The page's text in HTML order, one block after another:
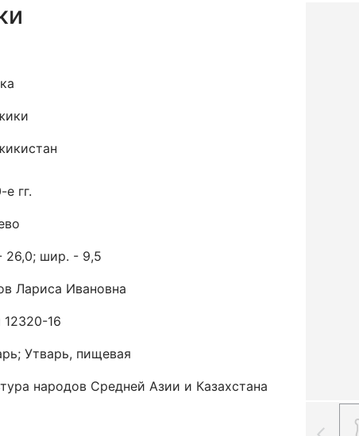
е гг.
26,0; шир. - 9,5
Лариса Ивановна
16
Утварь, пищевая
народов Средней Азии и Казахстана